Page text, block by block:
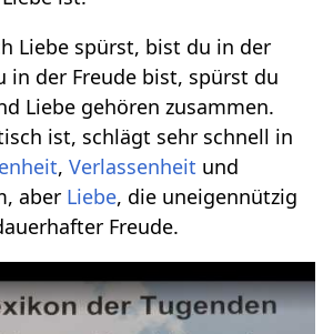
Liebe spürst, bist du in der
in der Freude bist, spürst du
Liebe gehören zusammen.
ist, schlägt sehr schnell in
,Verlassenheit und
aber Liebe, die uneigennützig
Freude.